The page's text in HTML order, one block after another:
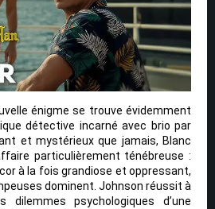
énigme se trouve évidemment
détective incarné avec brio par
et mystérieux que jamais, Blanc
particulièrement ténébreuse :
à la fois grandiose et oppressant,
dominent. Johnson réussit à
psychologiques d’une